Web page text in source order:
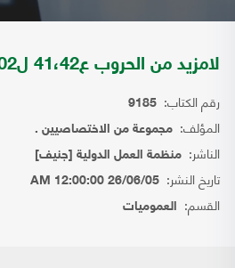
لامزيد من الحروب ع41،42 ل2002
رقم الكتاب: 9185
المؤلف: مجموعة من الاختصاصيين .
الناشر: منظمة العمل الدولية [جنيف]
تاريخ النشر: 26/06/05 12:00:00 AM
القسم: العموميات